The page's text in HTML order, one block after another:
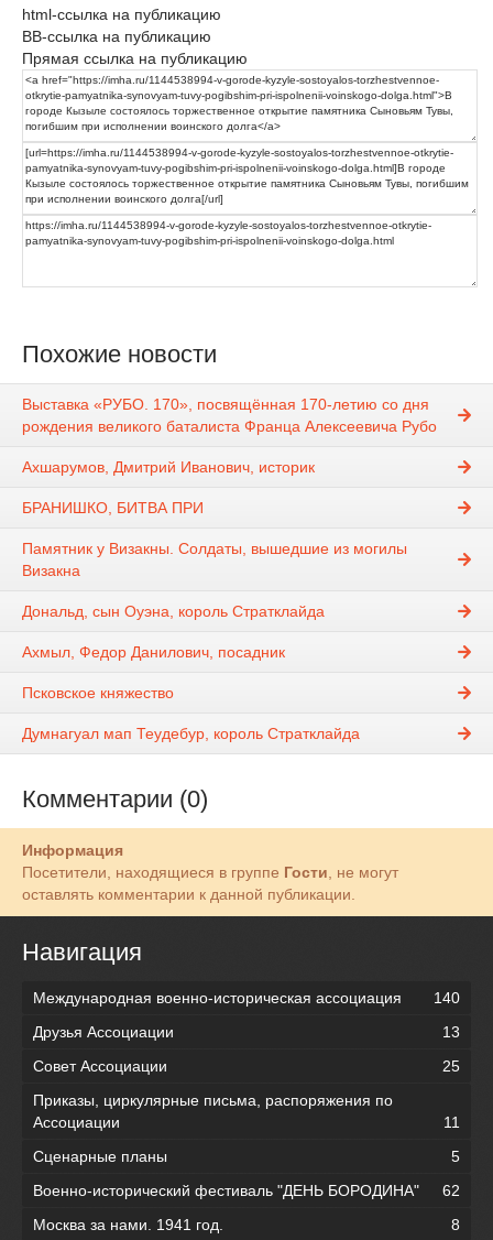
html-ссылка на публикацию
BB-ссылка на публикацию
Прямая ссылка на публикацию
Похожие новости
Выставка «РУБО. 170», посвящённая 170-летию со дня
рождения великого баталиста Франца Алексеевича Рубо
Ахшарумов, Дмитрий Иванович, историк
БРАНИШКО, БИТВА ПРИ
Памятник у Визакны. Солдаты, вышедшие из могилы
Визакна
Дональд, сын Оуэна, король Стратклайда
Ахмыл, Федор Данилович, посадник
Псковское княжество
Думнагуал мап Теудебур, король Стратклайда
Комментарии (0)
Информация
Посетители, находящиеся в группе Гости , не могут
оставлять комментарии к данной публикации.
Навигация
Международная военно-историческая ассоциация
140
Друзья Ассоциации
13
Совет Ассоциации
25
Приказы, циркулярные письма, распоряжения по
Ассоциации
11
Сценарные планы
5
Военно-исторический фестиваль "ДЕНЬ БОРОДИНА"
62
Москва за нами. 1941 год.
8